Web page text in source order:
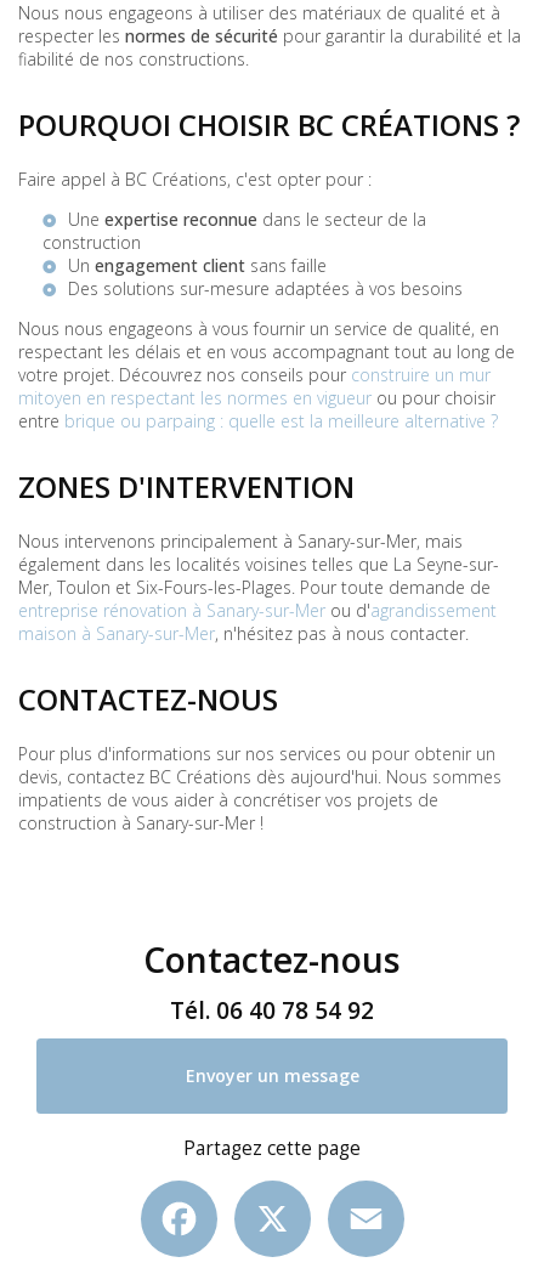
Nous nous engageons à utiliser des matériaux de qualité et à
respecter les normes de sécurité pour garantir la durabilité et la
fiabilité de nos constructions.
POURQUOI CHOISIR BC CRÉATIONS ?
Faire appel à BC Créations, c'est opter pour :
Une expertise reconnue dans le secteur de la
construction
Un engagement client sans faille
Des solutions sur-mesure adaptées à vos besoins
Nous nous engageons à vous fournir un service de qualité, en
respectant les délais et en vous accompagnant tout au long de
votre projet. Découvrez nos conseils pour construire un mur
mitoyen en respectant les normes en vigueur ou pour choisir
entre brique ou parpaing : quelle est la meilleure alternative ?
ZONES D'INTERVENTION
Nous intervenons principalement à Sanary-sur-Mer, mais
également dans les localités voisines telles que La Seyne-sur-
Mer, Toulon et Six-Fours-les-Plages. Pour toute demande de
entreprise rénovation à Sanary-sur-Mer ou d'agrandissement
maison à Sanary-sur-Mer, n'hésitez pas à nous contacter.
CONTACTEZ-NOUS
Pour plus d'informations sur nos services ou pour obtenir un
devis, contactez BC Créations dès aujourd'hui. Nous sommes
impatients de vous aider à concrétiser vos projets de
construction à Sanary-sur-Mer !
Contactez-nous
Tél. 06 40 78 54 92
Envoyer un message
Partagez cette page
Facebook